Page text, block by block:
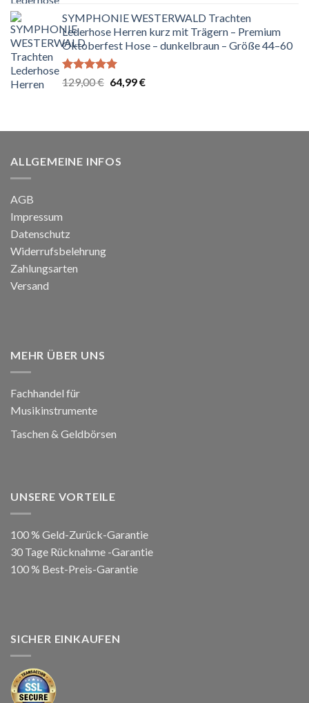
war:
99,00 €
ist:
49,90 €.
SYMPHONIE WESTERWALD Trachten
Lederhose Herren kurz mit Trägern – Premium
Oktoberfest Hose – dunkelbraun – Größe 44–60
Bewertet
5.00
129,00€ Ursprünglicher
64,99€Aktueller
ALLGEMEINE INFOS
AGB
Impressum
Datenschutz
Widerrufsbelehrung
Zahlungsarten
Versand
MEHR ÜBER UNS
Fachhandel für
Musikinstrumente
Taschen & Geldbörsen
UNSERE VORTEILE
100 % Geld-Zurück-Garantie
30 Tage Rücknahme -Garantie
100 % Best-Preis-Garantie
SICHER EINKAUFEN